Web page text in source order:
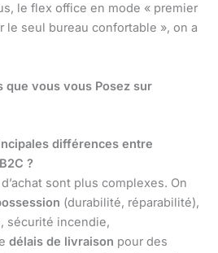
le flex office en mode « premier
le seul bureau confortable », on a
que vous vous Posez sur
différences entre
?
sont plus complexes. On
(durabilité, réparabilité),
sécurité incendie,
délais de livraison pour des